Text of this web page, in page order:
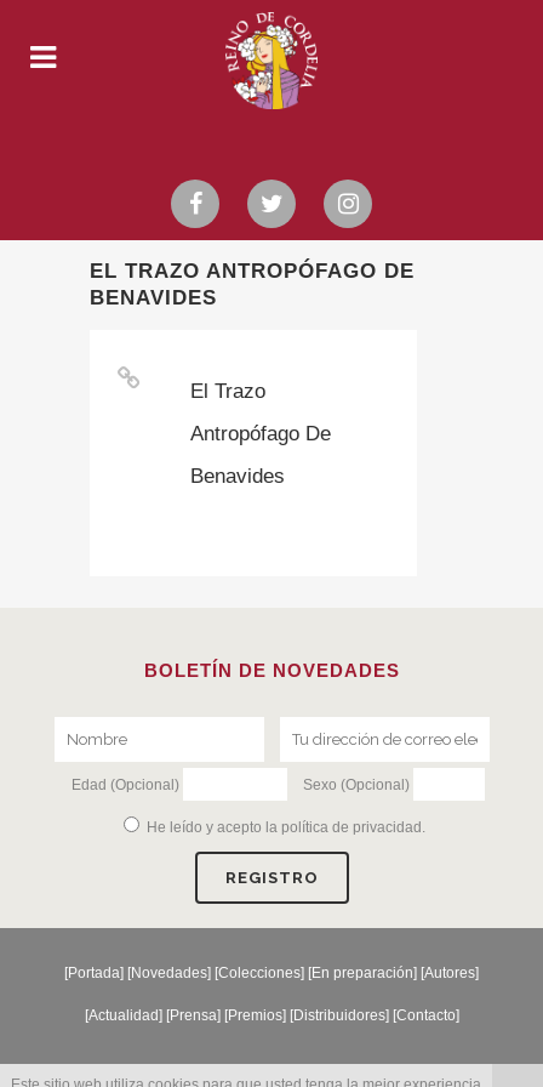
EL TRAZO ANTROPÓFAGO DE
BENAVIDES
El Trazo
Antropófago De
Benavides
BOLETÍN DE NOVEDADES
Edad (Opcional) Sexo (Opcional)
He leído y acepto la política de privacidad .
[Portada] [Novedades] [Colecciones] [En preparación] [Autores]
[Actualidad] [Prensa] [Premios] [Distribuidores] [Contacto]